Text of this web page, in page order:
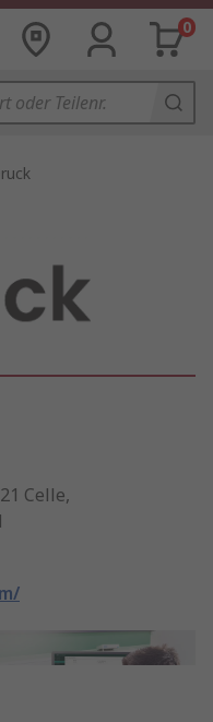
0
Celle,